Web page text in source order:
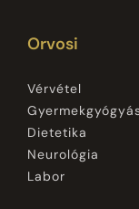
Orvosi
Vérvétel
Dietetika
Neurológia
Labor